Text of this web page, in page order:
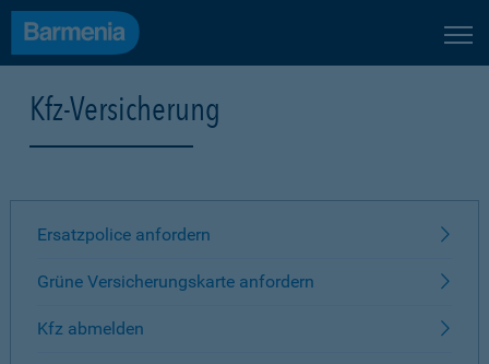
Kfz-Versicherung
Ersatzpolice anfordern
Grüne Versicherungskarte anfordern
Kfz abmelden